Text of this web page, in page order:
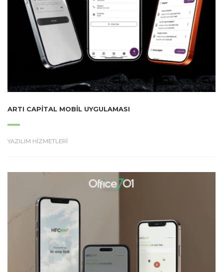
ARTI CAPITAL MOBIL UYGULAMASI
YAZILIM HİZMETLERİ